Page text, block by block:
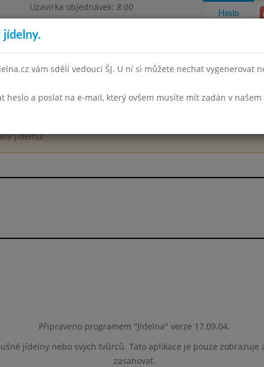
Uzavírka objednávek: 8:00
Heslo
a informace Spotřební koš
jídelnu.
Připraveno programem "Jídelna" verze 17.09.04.
jídelny nebo svých tvůrců. Tato aplikace je pouze
zasahovat.
jídelny.
vám sdělí vedoucí ŠJ. U ní si můžete nechat vygenerovat
heslo a poslat na e-mail, který ovšem musíte mít zadán v